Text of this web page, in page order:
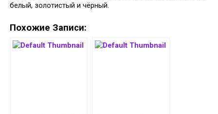
белый, золотистый и чёрный.
Похожие Записи: